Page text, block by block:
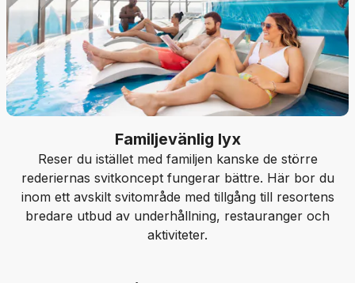
Familjevänlig lyx
Reser du istället med familjen kanske de större
rederiernas svitkoncept fungerar bättre. Här bor du
inom ett avskilt svitområde med tillgång till resortens
bredare utbud av underhållning, restauranger och
aktiviteter.